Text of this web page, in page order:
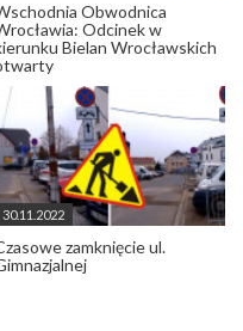
Obwodnica
Odcinek w
Bielan Wrocławskich
30.11.2022
zamknięcie ul.